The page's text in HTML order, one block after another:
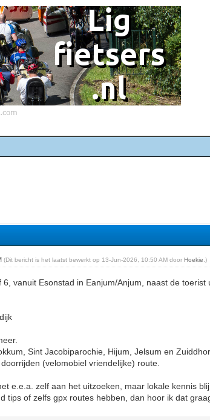
(Dit bericht is het laatst bewerkt op 13-Jun-2026, 10:50 AM doorHoekie .)
6, vanuit Esonstad in Eanjum/Anjum, naast de
Sint Jacobiparochie, Hijum, Jelsum en
(velomobiel vriendelijke) route.
e.e.a. zelf aan het uitzoeken, maar lokale kennis
tips of zelfs gpx routes hebben, dan hoor ik dat